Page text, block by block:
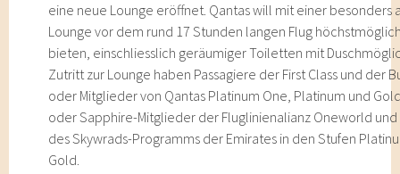
eine neue Lounge eröffnet. Qantas will mit einer besonders
Lounge vor dem rund 17 Stunden langen Flug
bieten, einschliesslich geräumiger Toiletten mit
Zutritt zur Lounge haben Passagiere der First Class und der
oder Mitglieder von Qantas Platinum One, Platinum und
oder Sapphire-Mitglieder der Fluglinienalianz Oneworld
des Skywrads-Programms der Emirates in den Stufen
Gold.